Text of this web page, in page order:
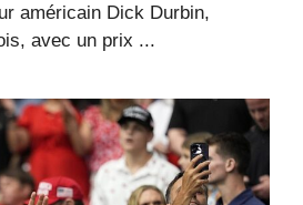
américain Dick Durbin,
avec un prix ...